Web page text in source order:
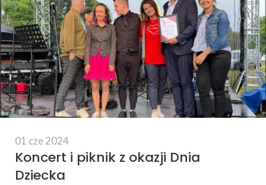
01 cze 2024
Koncert i piknik z okazji Dnia
Dziecka